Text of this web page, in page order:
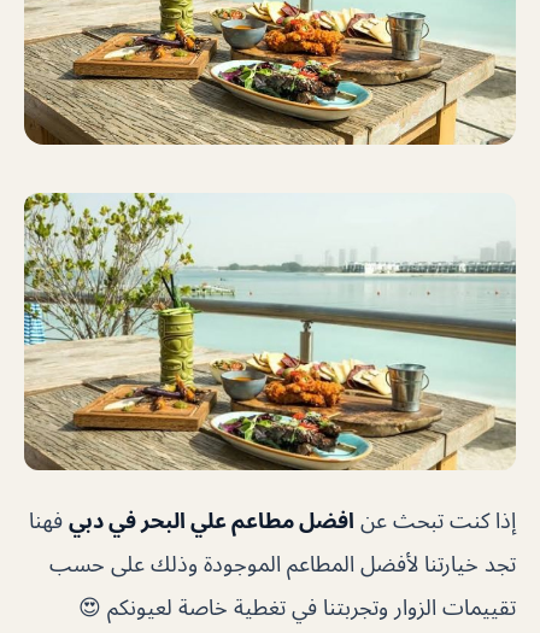
إذا كنت تبحث عن افضل مطاعم علي البحر في دبي فهنا
تجد خيارتنا لأفضل المطاعم الموجودة وذلك على حسب
تقييمات الزوار وتجربتنا في تغطية خاصة لعيونكم 😍